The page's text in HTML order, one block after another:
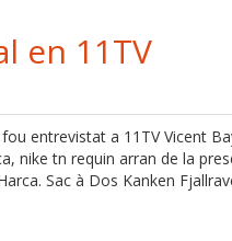
en 11TV
entrevistat a 11TV Vicent
nike tn requin arran de la
Sac à Dos Kanken